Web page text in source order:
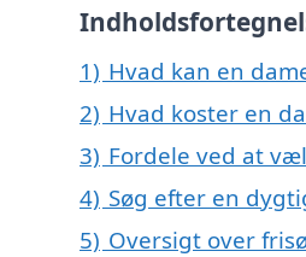
1) Hvad kan en
2) Hvad koster en
3) Fordele ved at
4) Søg efter en
5) Oversigt over